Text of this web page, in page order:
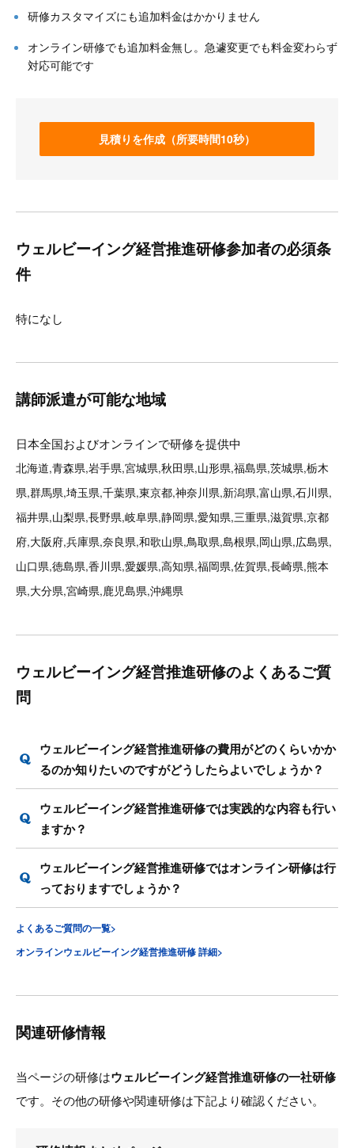
研修カスタマイズにも追加料金はかかりません
オンライン研修でも追加料金無し。急遽変更でも料金変わらず
対応可能です
見積りを作成（所要時間10秒）
ウェルビーイング経営推進研修参加者の必須条
件
特になし
講師派遣が可能な地域
日本全国およびオンラインで研修を提供中
北海道,青森県,岩手県,宮城県,秋田県,山形県,福島県,茨城県,栃木
県,群馬県,埼玉県,千葉県,東京都,神奈川県,新潟県,富山県,石川県,
福井県,山梨県,長野県,岐阜県,静岡県,愛知県,三重県,滋賀県,京都
府,大阪府,兵庫県,奈良県,和歌山県,鳥取県,島根県,岡山県,広島県,
山口県,徳島県,香川県,愛媛県,高知県,福岡県,佐賀県,長崎県,熊本
県,大分県,宮崎県,鹿児島県,沖縄県
ウェルビーイング経営推進研修のよくあるご質
問
ウェルビーイング経営推進研修の費用がどのくらいかか
るのか知りたいのですがどうしたらよいでしょうか？
ウェルビーイング経営推進研修では実践的な内容も行い
ますか？
ウェルビーイング経営推進研修ではオンライン研修は行
っておりますでしょうか？
よくあるご質問の一覧>
オンラインウェルビーイング経営推進研修 詳細>
関連研修情報
当ページの研修はウェルビーイング経営推進研修の一社研修
です。その他の研修や関連研修は下記より確認ください。